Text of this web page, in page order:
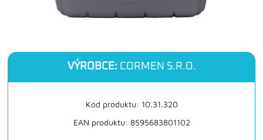
VÝROBCE: CORMEN S.R.O.
Kód produktu: 10.31.320
EAN produktu: 8595683801102